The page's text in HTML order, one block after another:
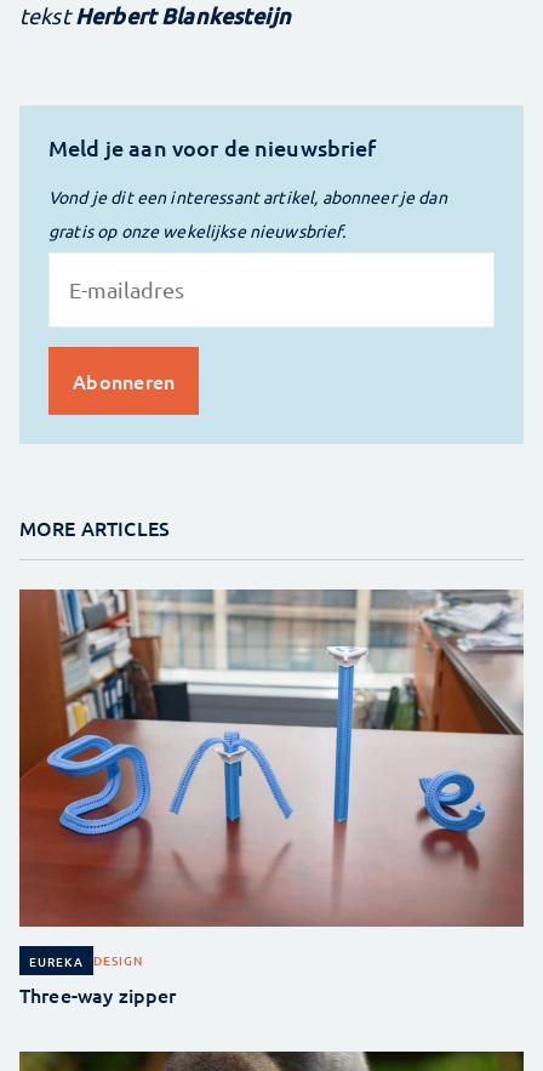
tekstHerbert Blankesteijn
Meld je aan voor de nieuwsbrief
Vond je dit een interessant artikel, abonneer je dan
gratis op onze wekelijkse nieuwsbrief.
MORE ARTICLES
EUREKA DESIGN
Three-way zipper